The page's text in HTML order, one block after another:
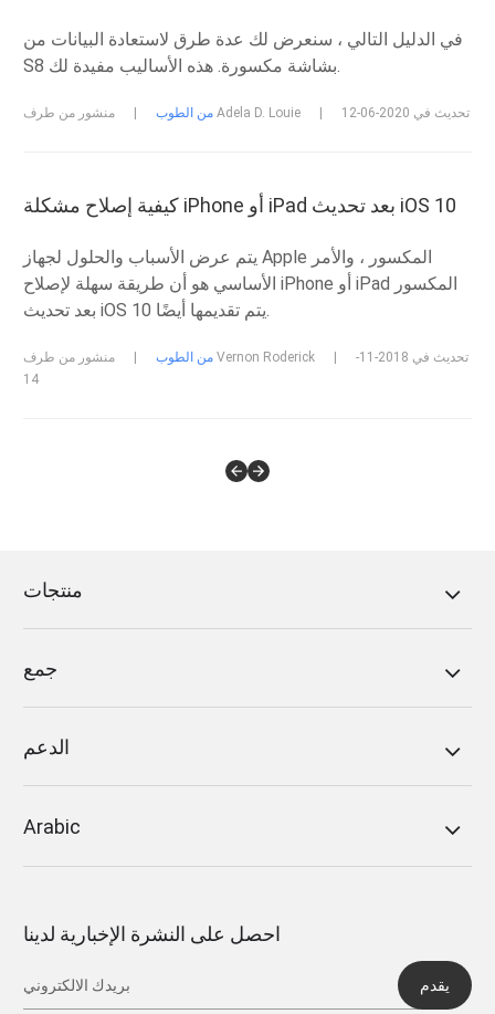
في الدليل التالي ، سنعرض لك عدة طرق لاستعادة البيانات من
S8 بشاشة مكسورة. هذه الأساليب مفيدة لك.
من الطوب منشور من طرف Adela D. Louie تحديث في 2020-06-12
كيفية إصلاح مشكلة iPhone أو iPad بعد تحديث iOS 10
يتم عرض الأسباب والحلول لجهاز Apple المكسور ، والأمر
الأساسي هو أن طريقة سهلة لإصلاح iPhone أو iPad المكسور
بعد تحديث iOS 10 يتم تقديمها أيضًا.
من الطوب منشور من طرف Vernon Roderick
تحديث في 2018-11-
14
منتجات
جمع
الدعم
Arabic
احصل على النشرة الإخبارية لدينا
يقدم